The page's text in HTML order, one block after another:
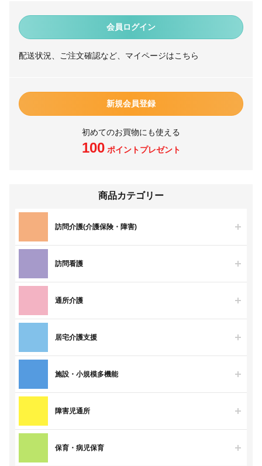
会員ログイン
配送状況、ご注文確認など、マイページはこちら
新規会員登録
初めてのお買物にも使える
100ポイントプレゼント
商品カテゴリー
訪問介護(介護保険・障害)
訪問看護
通所介護
居宅介護支援
施設・小規模多機能
障害児通所
保育・病児保育